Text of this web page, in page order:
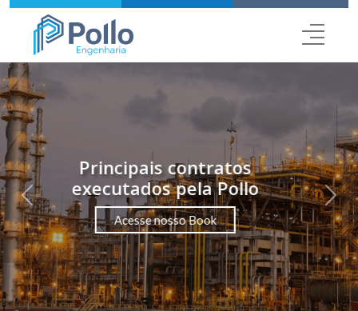
Soluções baseadas em
Produtividade e
Segurança.
Conheça a Pollo Industrial
Previous Next